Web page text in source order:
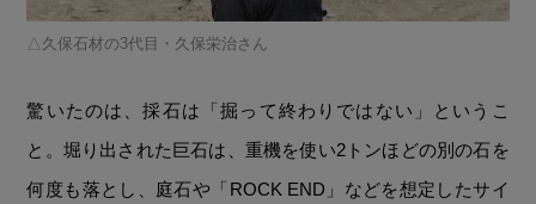
久保石材の3代目・久保栄治さん
驚いたのは、採石は「掘って終わりではない」というこ
と。堀り出された巨石は、重機を使い2トンほどの別の石を
何度も落とし、庭石や「ROCK END」などを想定したサイ